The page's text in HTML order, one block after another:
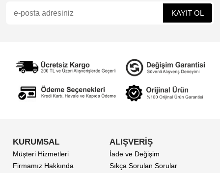
KURUMSAL
Müşteri Hizmetleri
Firmamız Hakkında
ALIŞVERİŞ
İade ve Değişim
Sıkça Sorulan Sorular